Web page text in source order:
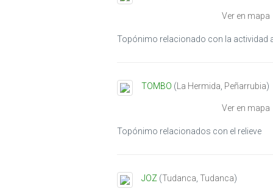
Ver en mapa
Topónimo relacionado con la actividad
TOMBO (La Hermida, Peñarrubia)
Ver en mapa
Topónimo relacionados con el relieve
JOZ (Tudanca Tudanca)